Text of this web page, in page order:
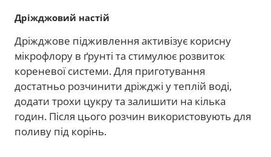
Дріжджовий настій
Дріжджове підживлення активізує корисну
мікрофлору в ґрунті та стимулює розвиток
кореневої системи. Для приготування
достатньо розчинити дріжджі у теплій воді,
додати трохи цукру та залишити на кілька
годин. Після цього розчин використовують для
поливу під корінь.